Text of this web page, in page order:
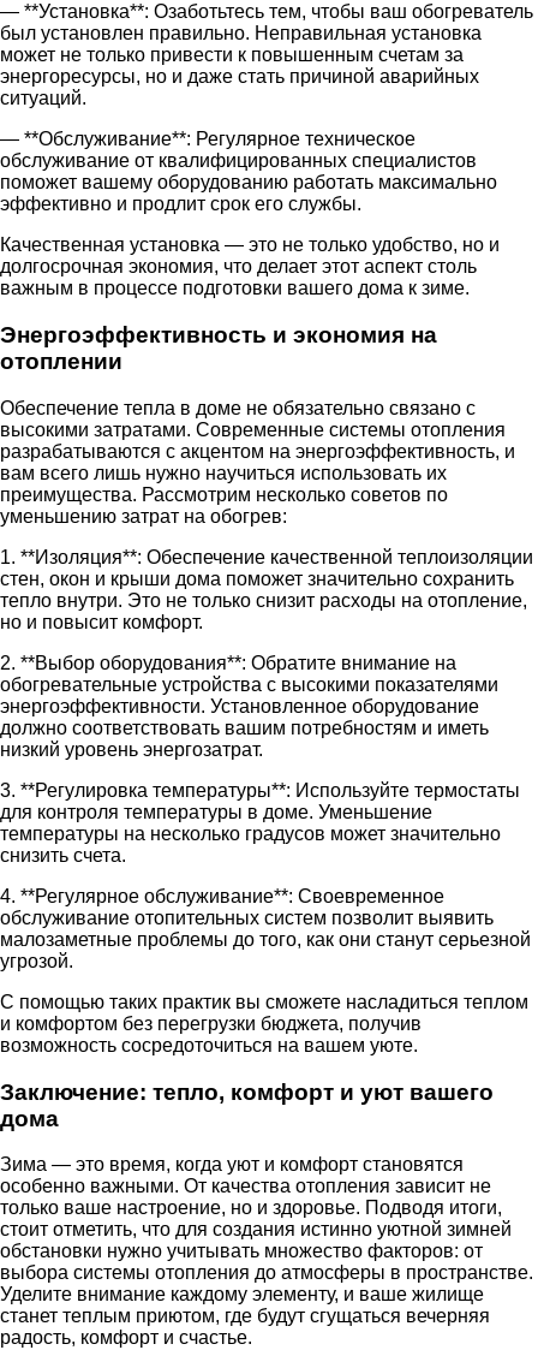
— **Установка**: Озаботьтесь тем, чтобы ваш обогреватель
был установлен правильно. Неправильная установка
может не только привести к повышенным счетам за
энергоресурсы, но и даже стать причиной аварийных
ситуаций.
— **Обслуживание**: Регулярное техническое
обслуживание от квалифицированных специалистов
поможет вашему оборудованию работать максимально
эффективно и продлит срок его службы.
Качественная установка — это не только удобство, но и
долгосрочная экономия, что делает этот аспект столь
важным в процессе подготовки вашего дома к зиме.
Энергоэффективность и экономия на
отоплении
Обеспечение тепла в доме не обязательно связано с
высокими затратами. Современные системы отопления
разрабатываются с акцентом на энергоэффективность, и
вам всего лишь нужно научиться использовать их
преимущества. Рассмотрим несколько советов по
уменьшению затрат на обогрев:
1. **Изоляция**: Обеспечение качественной теплоизоляции
стен, окон и крыши дома поможет значительно сохранить
тепло внутри. Это не только снизит расходы на отопление,
но и повысит комфорт.
2. **Выбор оборудования**: Обратите внимание на
обогревательные устройства с высокими показателями
энергоэффективности. Установленное оборудование
должно соответствовать вашим потребностям и иметь
низкий уровень энергозатрат.
3. **Регулировка температуры**: Используйте термостаты
для контроля температуры в доме. Уменьшение
температуры на несколько градусов может значительно
снизить счета.
4. **Регулярное обслуживание**: Своевременное
обслуживание отопительных систем позволит выявить
малозаметные проблемы до того, как они станут серьезной
угрозой.
С помощью таких практик вы сможете насладиться теплом
и комфортом без перегрузки бюджета, получив
возможность сосредоточиться на вашем уюте.
Заключение: тепло, комфорт и уют вашего
дома
Зима — это время, когда уют и комфорт становятся
особенно важными. От качества отопления зависит не
только ваше настроение, но и здоровье. Подводя итоги,
стоит отметить, что для создания истинно уютной зимней
обстановки нужно учитывать множество факторов: от
выбора системы отопления до атмосферы в пространстве.
Уделите внимание каждому элементу, и ваше жилище
станет теплым приютом, где будут сгущаться вечерняя
радость, комфорт и счастье.